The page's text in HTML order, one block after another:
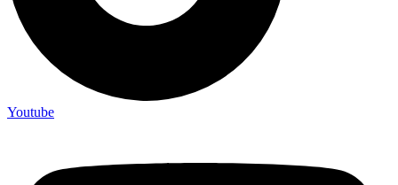
Youtube